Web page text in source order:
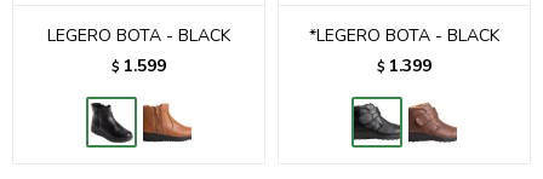
LEGERO BOTA - BLACK
$ 1.599
*LEGERO BOTA - BLACK
$ 1.399